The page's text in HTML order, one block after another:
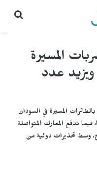
المسيرة
ويزيد عدد
المسيّرة في السودان
فيما تدفع المعارك المتواصلة
وسط تحذيرات دولية من